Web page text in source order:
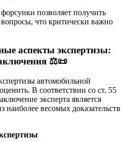
позволяет получить
что критически важно
аспекты экспертизы:
⚖️📜
автомобильной
В соответствии со ст. 55
эксперта является
весомых доказательств